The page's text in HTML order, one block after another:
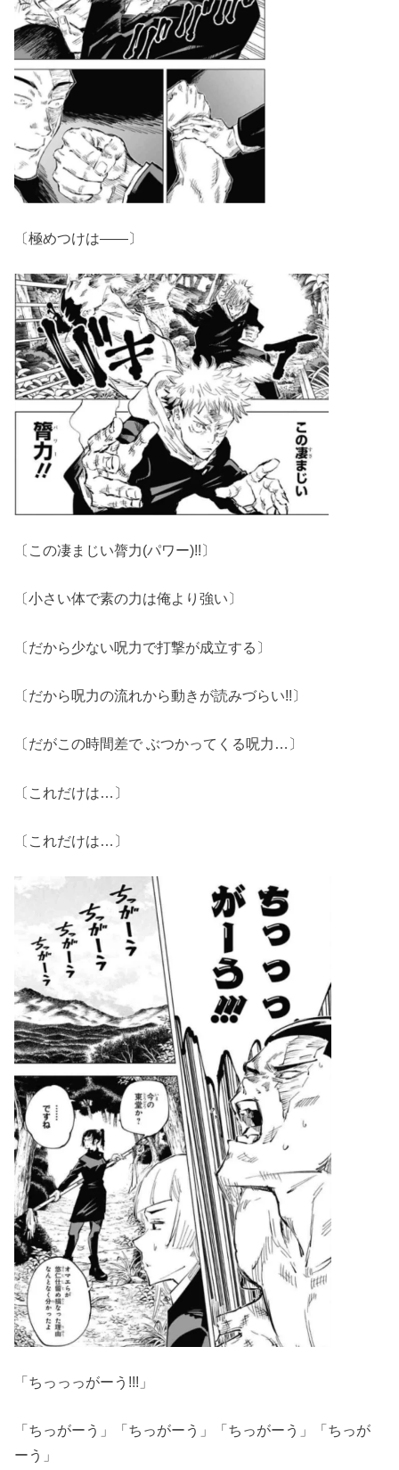
〔極めつけは――〕
〔この凄まじい膂力(パワー)!!〕
〔小さい体で素の力は俺より強い〕
〔だから少ない呪力で打撃が成立する〕
〔だから呪力の流れから動きが読みづらい!!〕
〔だがこの時間差で ぶつかってくる呪力…〕
〔これだけは…〕
〔これだけは…〕
「ちっっっがーう!!!」
「ちっがーう」「ちっがーう」「ちっがーう」「ちっが
ーう」